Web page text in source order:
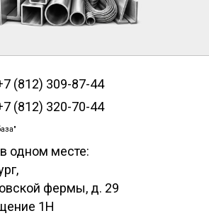
(812) 309-87-44
(812) 320-70-44
одном месте:
,
фермы, д. 29
1Н